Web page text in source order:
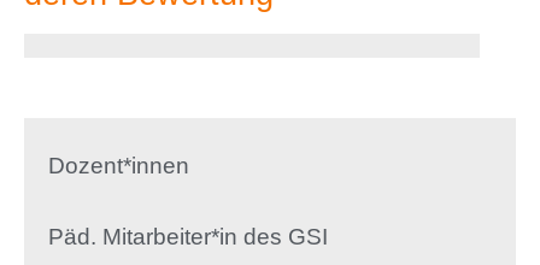
Dozent*innen
Päd. Mitarbeiter*in des GSI